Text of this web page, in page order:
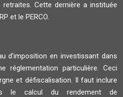
Cette dernière a instituée
et le PERCO.
d'imposition en investissant dans
réglementation particulière. Ceci
et défiscalisation. Il faut inclure
le calcul du rendement de